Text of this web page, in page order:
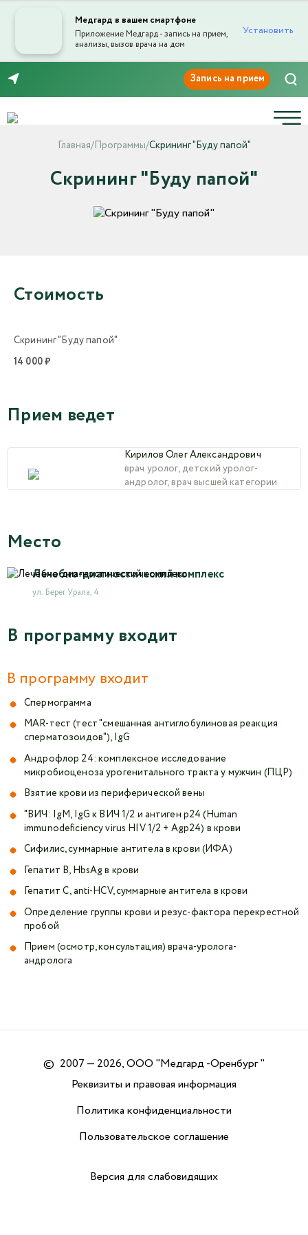
Медгард в вашем смартфоне
Приложение Медгард - запись на прием,
анализы, вызов врача на дом
Установить
Главная/Программы/Скрининг "Буду папой"
Скрининг "Буду папой"
Стоимость
Скрининг "Буду папой"
14 000 ₽
Прием ведет
Кирилов Олег Александрович
врач уролог, детский уролог-
андролог, врач высшей категории
Место
Лечебно-диагностический комплекс
ул. Берег Урала, 4
В программу входит
В программу входит
Спермограмма
MAR-тест (тест "смешанная антиглобулиновая реакция
сперматозоидов"), IgG
Андрофлор 24: комплексное исследование
микробиоценоза урогенитального тракта у мужчин (ПЦР)
Взятие крови из периферической вены
"ВИЧ: IgM, IgG к ВИЧ 1/2 и антиген р24 (Human
immunodeficiency virus HIV 1/2 + Agp24) в крови
Сифилис, суммарные антитела в крови (ИФА)
Гепатит B, HbsAg в крови
Гепатит C, anti-HCV, суммарные антитела в крови
Определение группы крови и резус-фактора перекрестной
пробой
Прием (осмотр, консультация) врача-уролога-
андролога
© 2007 — 2026, ООО "Медгард -Оренбург "
Реквизиты и правовая информация
Политика конфиденциальности
Пользовательское соглашение
Версия для слабовидящих